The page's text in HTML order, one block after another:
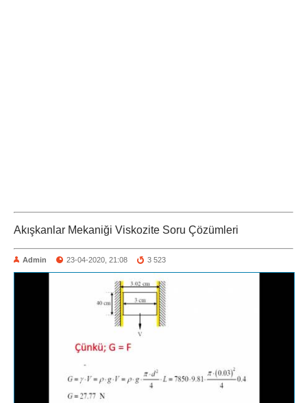
Akışkanlar Mekaniği Viskozite Soru Çözümleri
Admin 23-04-2020, 21:08 3 523